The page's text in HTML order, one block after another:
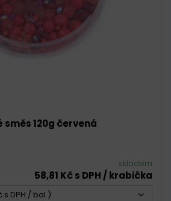
směs 120g červená
skladem
58,81 Kč s DPH / krabička
s DPH / bal.)